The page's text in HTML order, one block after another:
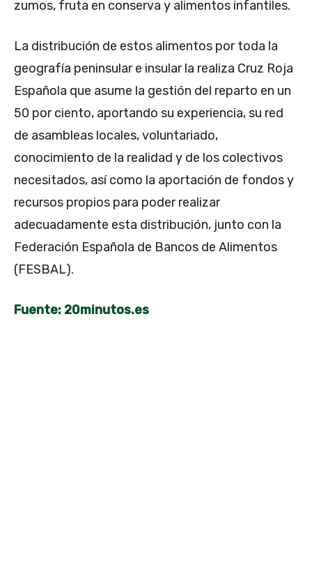
zumos, fruta en conserva y alimentos infantiles.
La distribución de estos alimentos por toda la
geografía peninsular e insular la realiza Cruz Roja
Española que asume la gestión del reparto en un
50 por ciento, aportando su experiencia, su red
de asambleas locales, voluntariado,
conocimiento de la realidad y de los colectivos
necesitados, así como la aportación de fondos y
recursos propios para poder realizar
adecuadamente esta distribución, junto con la
Federación Española de Bancos de Alimentos
(FESBAL).
Fuente: 20minutos.es